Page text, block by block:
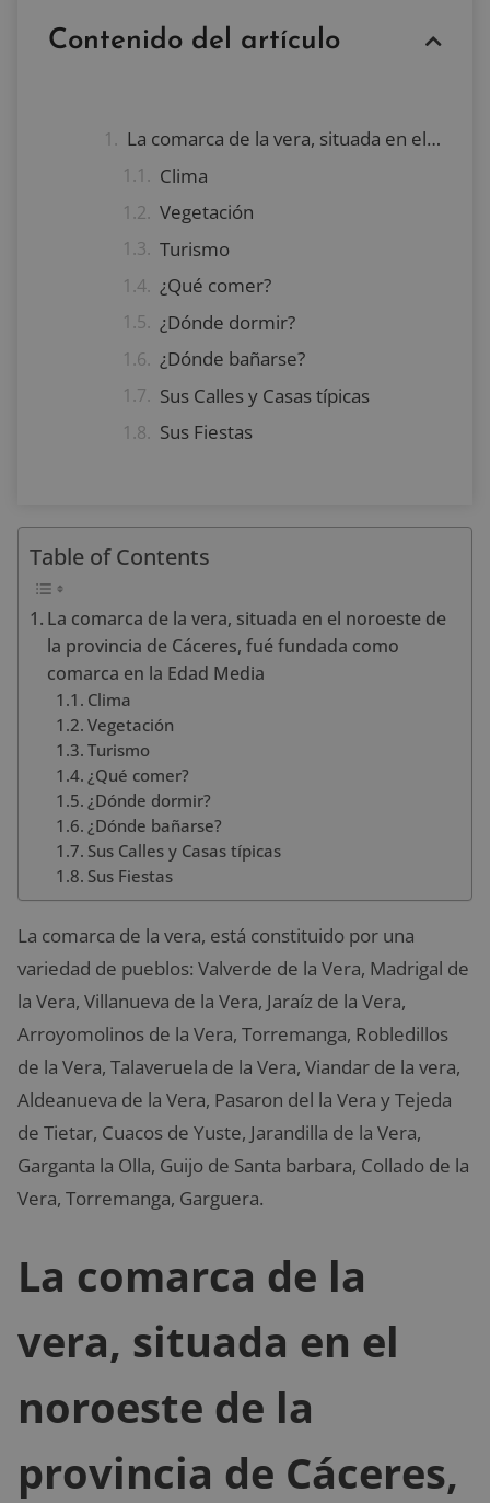
Contenido del artículo
La comarca de la vera, situada en el noroeste de la provincia de Cáceres, fué fundada como comarca en la Edad Media
Clima
Vegetación
Turismo
¿Qué comer?
¿Dónde dormir?
¿Dónde bañarse?
Sus Calles y Casas típicas
Sus Fiestas
Table of Contents
La comarca de la vera, situada en el noroeste de
la provincia de Cáceres, fué fundada como
comarca en la Edad Media
Clima
Vegetación
Turismo
¿Qué comer?
¿Dónde dormir?
¿Dónde bañarse?
Sus Calles y Casas típicas
Sus Fiestas
La comarca de la vera, está constituido por una
variedad de pueblos: Valverde de la Vera, Madrigal de
la Vera, Villanueva de la Vera, Jaraíz de la Vera,
Arroyomolinos de la Vera, Torremanga, Robledillos
de la Vera, Talaveruela de la Vera, Viandar de la vera,
Aldeanueva de la Vera, Pasaron del la Vera y Tejeda
de Tietar, Cuacos de Yuste, Jarandilla de la Vera,
Garganta la Olla, Guijo de Santa barbara, Collado de la
Vera, Torremanga, Garguera.
La comarca de la
vera, situada en el
noroeste de la
provincia de Cáceres,